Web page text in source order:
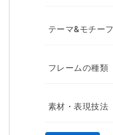
テーマ&モチーフ
フレームの種類
素材・表現技法